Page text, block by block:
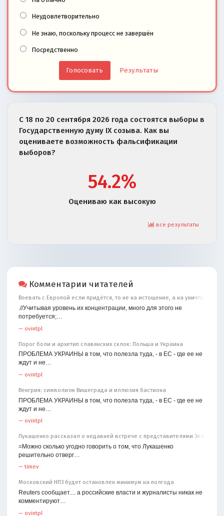
Неудовлетворительно
Не знаю, поскольку процесс не завершён
Посредственно
Результаты
С 18 по 20 сентября 2026 года состоятся выборы в
Государственную думу IX созыва. Как вы
оцениваете возможность фальсификации
выборов?
54.2%
Оцениваю как высокую
все результаты
Комментарии читателей
Воевать с Европой если придётся, то не на истощение, а на уничтожение
.//Учитывая уровень их концентрации, много для этого не
потребуется;…
— ovintpl
Порог боли и архетип славянских склок: Польша и Украина
ПРОБЛЕМА УКРАИНЫ в том, что полезла туда, - в ЕС - где ее не
ждут и не…
— ovintpl
Венгрия: символизм Вишеграда и иллюзия бастиона
ПРОБЛЕМА УКРАИНЫ в том, что полезла туда, - в ЕС - где ее не
ждут и не…
— ovintpl
Лукашенко рассказал о недавней встрече с представителями
=Можно сколько угодно говорить о том, что Лукашенко
решительно отверг…
—timev
Московский НПЗ будет остановлен минимум на полгода
Reuters сообщает.... а российские власти и журналисты никак не
комментируют…
— ovintpl